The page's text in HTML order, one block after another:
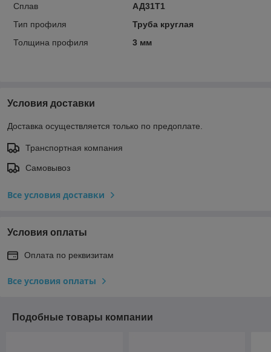
Сплав
АД31Т1
Тип профиля
Труба круглая
Толщина профиля
3 мм
Условия доставки
Доставка осуществляется только по предоплате.
Транспортная компания
Самовывоз
Все условия доставки
Условия оплаты
Оплата по реквизитам
Все условия оплаты
Подобные товары компании